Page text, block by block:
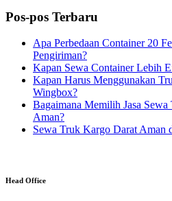
Pos-pos Terbaru
Apa Perbedaan Container 20
Pengiriman?
Kapan Sewa Container Lebih
Kapan Harus Menggunakan
Wingbox?
Bagaimana Memilih Jasa
Aman?
Sewa Truk Kargo Darat Aman
Head Office